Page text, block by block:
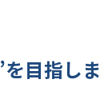
目指しま